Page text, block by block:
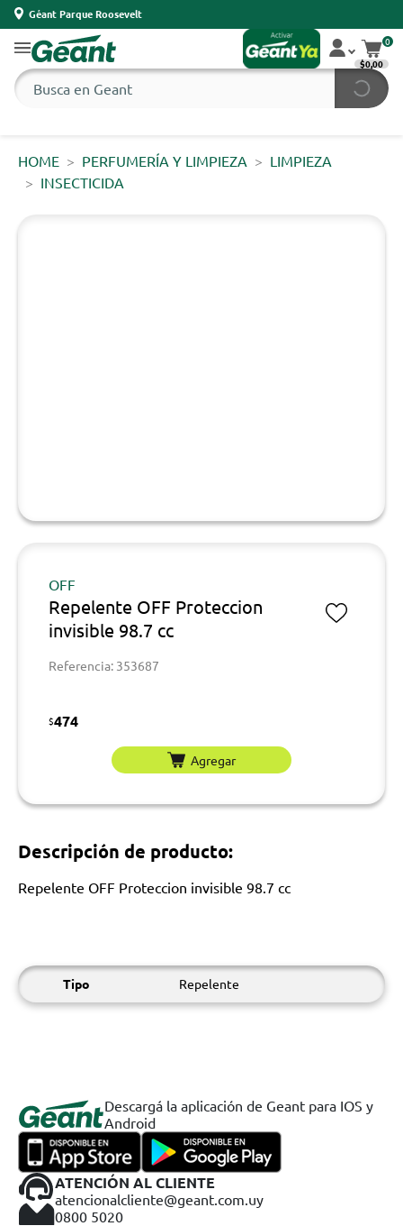
Géant Parque Roosevelt
0
$0,00
HOME PERFUMERÍA Y LIMPIEZA
LIMPIEZA
INSECTICIDA
OFF
Repelente OFF Proteccion
invisible 98.7 cc
Referencia: 353687
$474
Agregar
Descripción de producto:
Repelente OFF Proteccion invisible 98.7 cc
Tipo Repelente
Descargá la aplicación de Geant para IOS y
Android
ATENCIÓN AL CLIENTE
atencionalcliente@geant.com.uy
0800 5020